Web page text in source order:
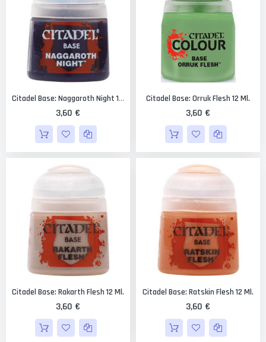
Citadel Base: Naggaroth Night 12 Ml.
3,60 €
Citadel Base: Orruk Flesh 12 Ml.
3,60 €
Citadel Base: Rakarth Flesh 12 Ml.
3,60 €
Citadel Base: Ratskin Flesh 12 Ml.
3,60 €